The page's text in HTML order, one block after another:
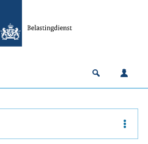
Open